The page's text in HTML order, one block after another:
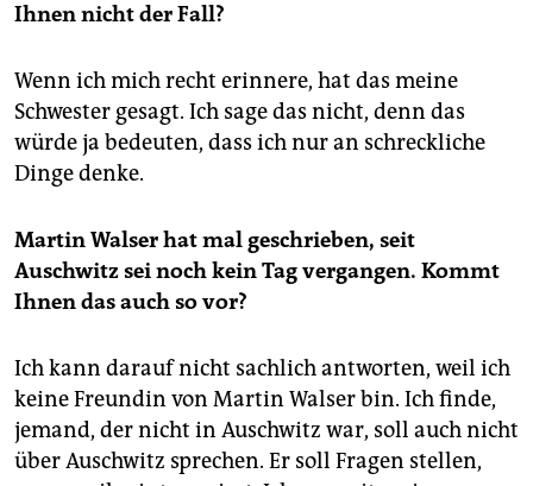
Ihnen nicht der Fall?
Wenn ich mich recht erinnere, hat das meine
Schwester gesagt. Ich sage das nicht, denn das
würde ja bedeuten, dass ich nur an schreckliche
Dinge denke.
Martin Walser hat mal geschrieben, seit
Auschwitz sei noch kein Tag vergangen. Kommt
Ihnen das auch so vor?
Ich kann darauf nicht sachlich antworten, weil ich
keine Freundin von Martin Walser bin. Ich finde,
jemand, der nicht in Auschwitz war, soll auch nicht
über Auschwitz sprechen. Er soll Fragen stellen,